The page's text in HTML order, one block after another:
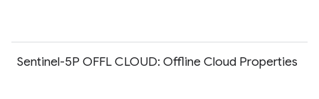
Sentinel-5P OFFL CLOUD: Offline Cloud Properties